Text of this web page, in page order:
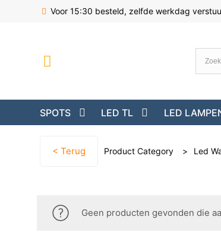
Voor 15:30 besteld, zelfde werkdag
SPOTS LED TL LED
< Terug Product Category > Led
Geen producten gevonden die